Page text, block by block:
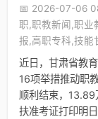
📅 2026-07-06
职,职教新闻,职业
报,高职专科,技能
近日，甘肃省教
16项举措推动职
顺利结束，13.89
扶准考证打印明